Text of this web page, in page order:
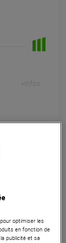
+infos
optimiser les
en fonction de
publicité et sa